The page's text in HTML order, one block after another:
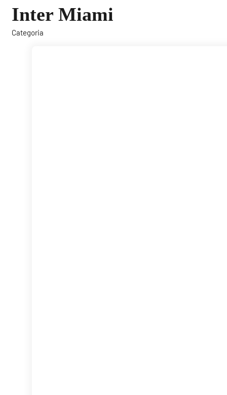
Inter Miami
Categoria